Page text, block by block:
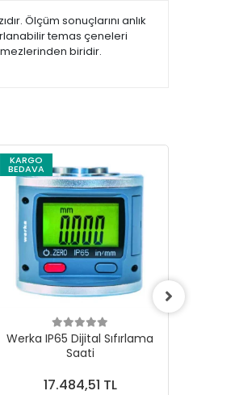
Ölçüm sonuçlarını anlık
temas çeneleri
biridir.
KARGO
BEDAVA
Werka IP65 Dijital Sıfırlama
Saati
17.484,51 TL